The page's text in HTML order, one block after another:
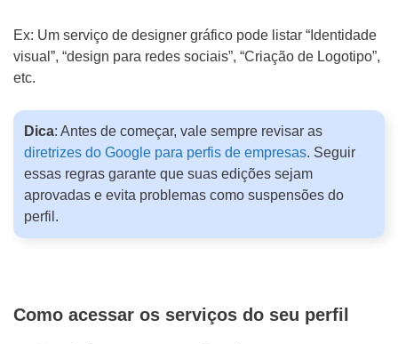
Ex: Um serviço de designer gráfico pode listar “Identidade
visual”, “design para redes sociais”, “Criação de Logotipo”,
etc.
Dica: Antes de começar, vale sempre revisar as
diretrizes do Google para perfis de empresas. Seguir
essas regras garante que suas edições sejam
aprovadas e evita problemas como suspensões do
perfil.
Como acessar os serviços do seu perfil
o
e
n
ó
s
Outros
D
e
t
a